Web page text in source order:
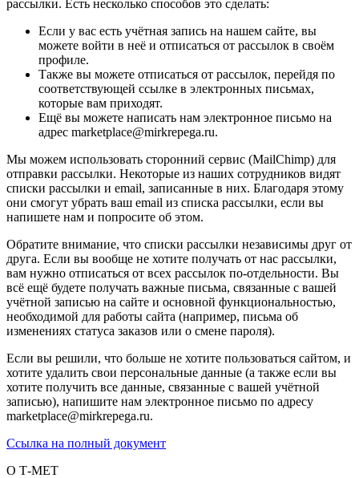
рассылки. Есть несколько способов это сделать:
Если у вас есть учётная запись на нашем сайте, вы
можете войти в неё и отписаться от рассылок в своём
профиле.
Также вы можете отписаться от рассылок, перейдя по
соответствующей ссылке в электронных письмах,
которые вам приходят.
Ещё вы можете написать нам электронное письмо на
адрес marketplace@mirkrepega.ru.
Мы можем использовать сторонний сервис (MailChimp) для
отправки рассылки. Некоторые из наших сотрудников видят
списки рассылки и email, записанные в них. Благодаря этому
они смогут убрать ваш email из списка рассылки, если вы
напишете нам и попросите об этом.
Обратите внимание, что списки рассылки независимы друг от
друга. Если вы вообще не хотите получать от нас рассылки,
вам нужно отписаться от всех рассылок по-отдельности. Вы
всё ещё будете получать важные письма, связанные с вашей
учётной записью на сайте и основной функциональностью,
необходимой для работы сайта (например, письма об
изменениях статуса заказов или о смене пароля).
Если вы решили, что больше не хотите пользоваться сайтом, и
хотите удалить свои персональные данные (а также если вы
хотите получить все данные, связанные с вашей учётной
записью), напишите нам электронное письмо по адресу
marketplace@mirkrepega.ru.
Ссылка на полный документ
О Т-МЕТ